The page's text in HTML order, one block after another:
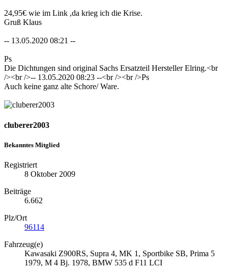
24,95€ wie im Link ,da krieg ich die Krise.
Gruß Klaus
-- 13.05.2020 08:21 --
Ps
Die Dichtungen sind original Sachs Ersatzteil Hersteller Elring.<br
/><br />-- 13.05.2020 08:23 --<br /><br />Ps
Auch keine ganz alte Schore/ Ware.
cluberer2003
Bekanntes Mitglied
Registriert
8 Oktober 2009
Beiträge
6.662
Plz/Ort
96114
Fahrzeug(e)
Kawasaki Z900RS, Supra 4, MK 1, Sportbike SB, Prima 5
1979, M 4 Bj. 1978, BMW 535 d F11 LCI